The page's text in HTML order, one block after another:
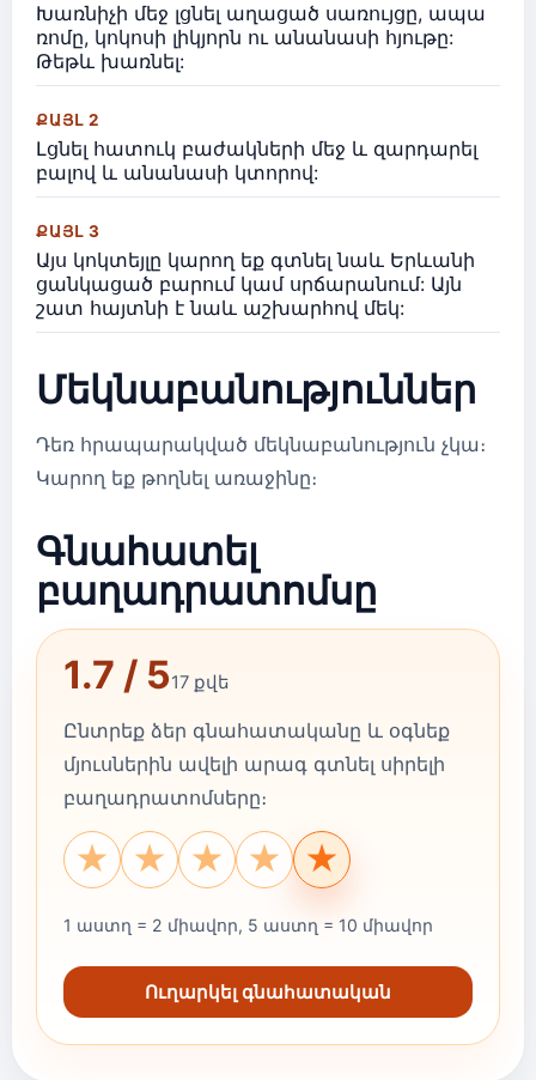
Խառնիչի մեջ լցնել աղացած սառույցը, ապա
ռոմը, կոկոսի լիկյորն ու անանասի հյութը:
Թեթև խառնել:
ՔԱՅԼ 2
Լցնել հատուկ բաժակների մեջ և զարդարել
բալով և անանասի կտորով:
ՔԱՅԼ 3
Այս կոկտեյլը կարող եք գտնել նաև Երևանի
ցանկացած բարում կամ սրճարանում: Այն
շատ հայտնի է նաև աշխարհով մեկ:
Մեկնաբանություններ
Դեռ հրապարակված մեկնաբանություն չկա։
Կարող եք թողնել առաջինը։
Գնահատել
բաղադրատոմսը
1.7 / 517 քվե
Ընտրեք ձեր գնահատականը և օգնեք
մյուսներին ավելի արագ գտնել սիրելի
բաղադրատոմսերը։
★
★
★
★
★
1 աստղ = 2 միավոր, 5 աստղ = 10 միավոր
Ուղարկել գնահատական